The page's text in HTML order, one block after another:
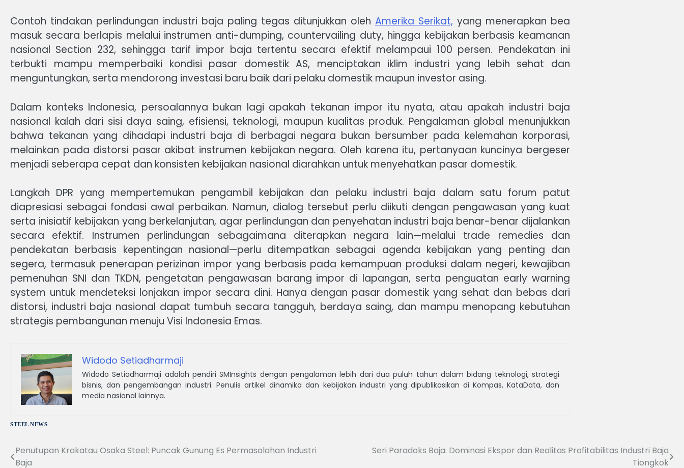
Contoh tindakan perlindungan industri baja paling tegas ditunjukkan oleh Amerika Serikat, yang menerapkan bea
masuk secara berlapis melalui instrumen anti-dumping, countervailing duty, hingga kebijakan berbasis keamanan
nasional Section 232, sehingga tarif impor baja tertentu secara efektif melampaui 100 persen. Pendekatan ini
terbukti mampu memperbaiki kondisi pasar domestik AS, menciptakan iklim industri yang lebih sehat dan
menguntungkan, serta mendorong investasi baru baik dari pelaku domestik maupun investor asing.
Dalam konteks Indonesia, persoalannya bukan lagi apakah tekanan impor itu nyata, atau apakah industri baja
nasional kalah dari sisi daya saing, efisiensi, teknologi, maupun kualitas produk. Pengalaman global menunjukkan
bahwa tekanan yang dihadapi industri baja di berbagai negara bukan bersumber pada kelemahan korporasi,
melainkan pada distorsi pasar akibat instrumen kebijakan negara. Oleh karena itu, pertanyaan kuncinya bergeser
menjadi seberapa cepat dan konsisten kebijakan nasional diarahkan untuk menyehatkan pasar domestik.
Langkah DPR yang mempertemukan pengambil kebijakan dan pelaku industri baja dalam satu forum patut
diapresiasi sebagai fondasi awal perbaikan. Namun, dialog tersebut perlu diikuti dengan pengawasan yang kuat
serta inisiatif kebijakan yang berkelanjutan, agar perlindungan dan penyehatan industri baja benar-benar dijalankan
secara efektif. Instrumen perlindungan sebagaimana diterapkan negara lain—melalui trade remedies dan
pendekatan berbasis kepentingan nasional—perlu ditempatkan sebagai agenda kebijakan yang penting dan
segera, termasuk penerapan perizinan impor yang berbasis pada kemampuan produksi dalam negeri, kewajiban
pemenuhan SNI dan TKDN, pengetatan pengawasan barang impor di lapangan, serta penguatan early warning
system untuk mendeteksi lonjakan impor secara dini. Hanya dengan pasar domestik yang sehat dan bebas dari
distorsi, industri baja nasional dapat tumbuh secara tangguh, berdaya saing, dan mampu menopang kebutuhan
strategis pembangunan menuju Visi Indonesia Emas.
Widodo Setiadharmaji
Widodo Setiadharmaji adalah pendiri SMInsights dengan pengalaman lebih dari dua puluh tahun dalam bidang teknologi, strategi
bisnis, dan pengembangan industri. Penulis artikel dinamika dan kebijakan industri yang dipublikasikan di Kompas, KataData, dan
media nasional lainnya.
STEEL NEWS
Navigasi
Penutupan Krakatau Osaka Steel: Puncak Gunung Es Permasalahan Industri
Baja
Seri Paradoks Baja: Dominasi Ekspor dan Realitas Profitabilitas Industri Baja
Tiongkok